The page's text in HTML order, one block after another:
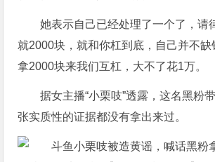
她表示自己已经处理了一个了，请
就2000块，就和你杠到底，自己并不
拿2000块来我们互杠，大不了花1万。
据女主播“小栗吱”透露，这名黑粉
张实质性的证据都没有拿出来过。